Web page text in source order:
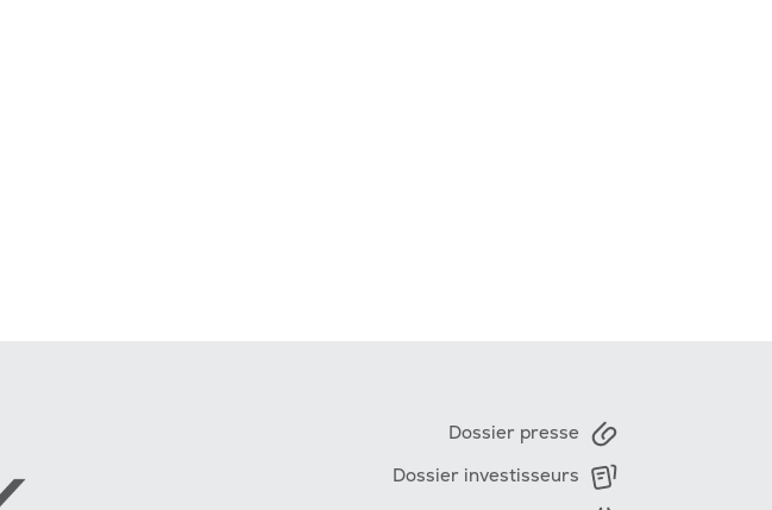
Dossier presse
Dossier investisseurs